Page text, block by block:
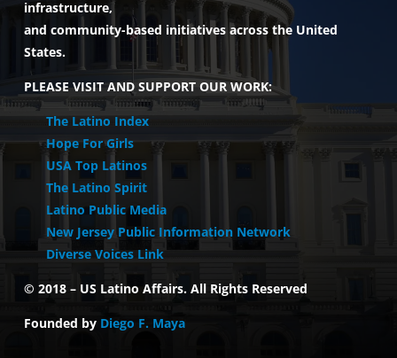
infrastructure,
and community-based initiatives across the United
States.
PLEASE VISIT AND SUPPORT OUR WORK:
The Latino Index
Hope For Girls
USA Top Latinos
The Latino Spirit
Latino Public Media
New Jersey Public Information Network
Diverse Voices Link
© 2018 – US Latino Affairs. All Rights Reserved
Founded by Diego F. Maya